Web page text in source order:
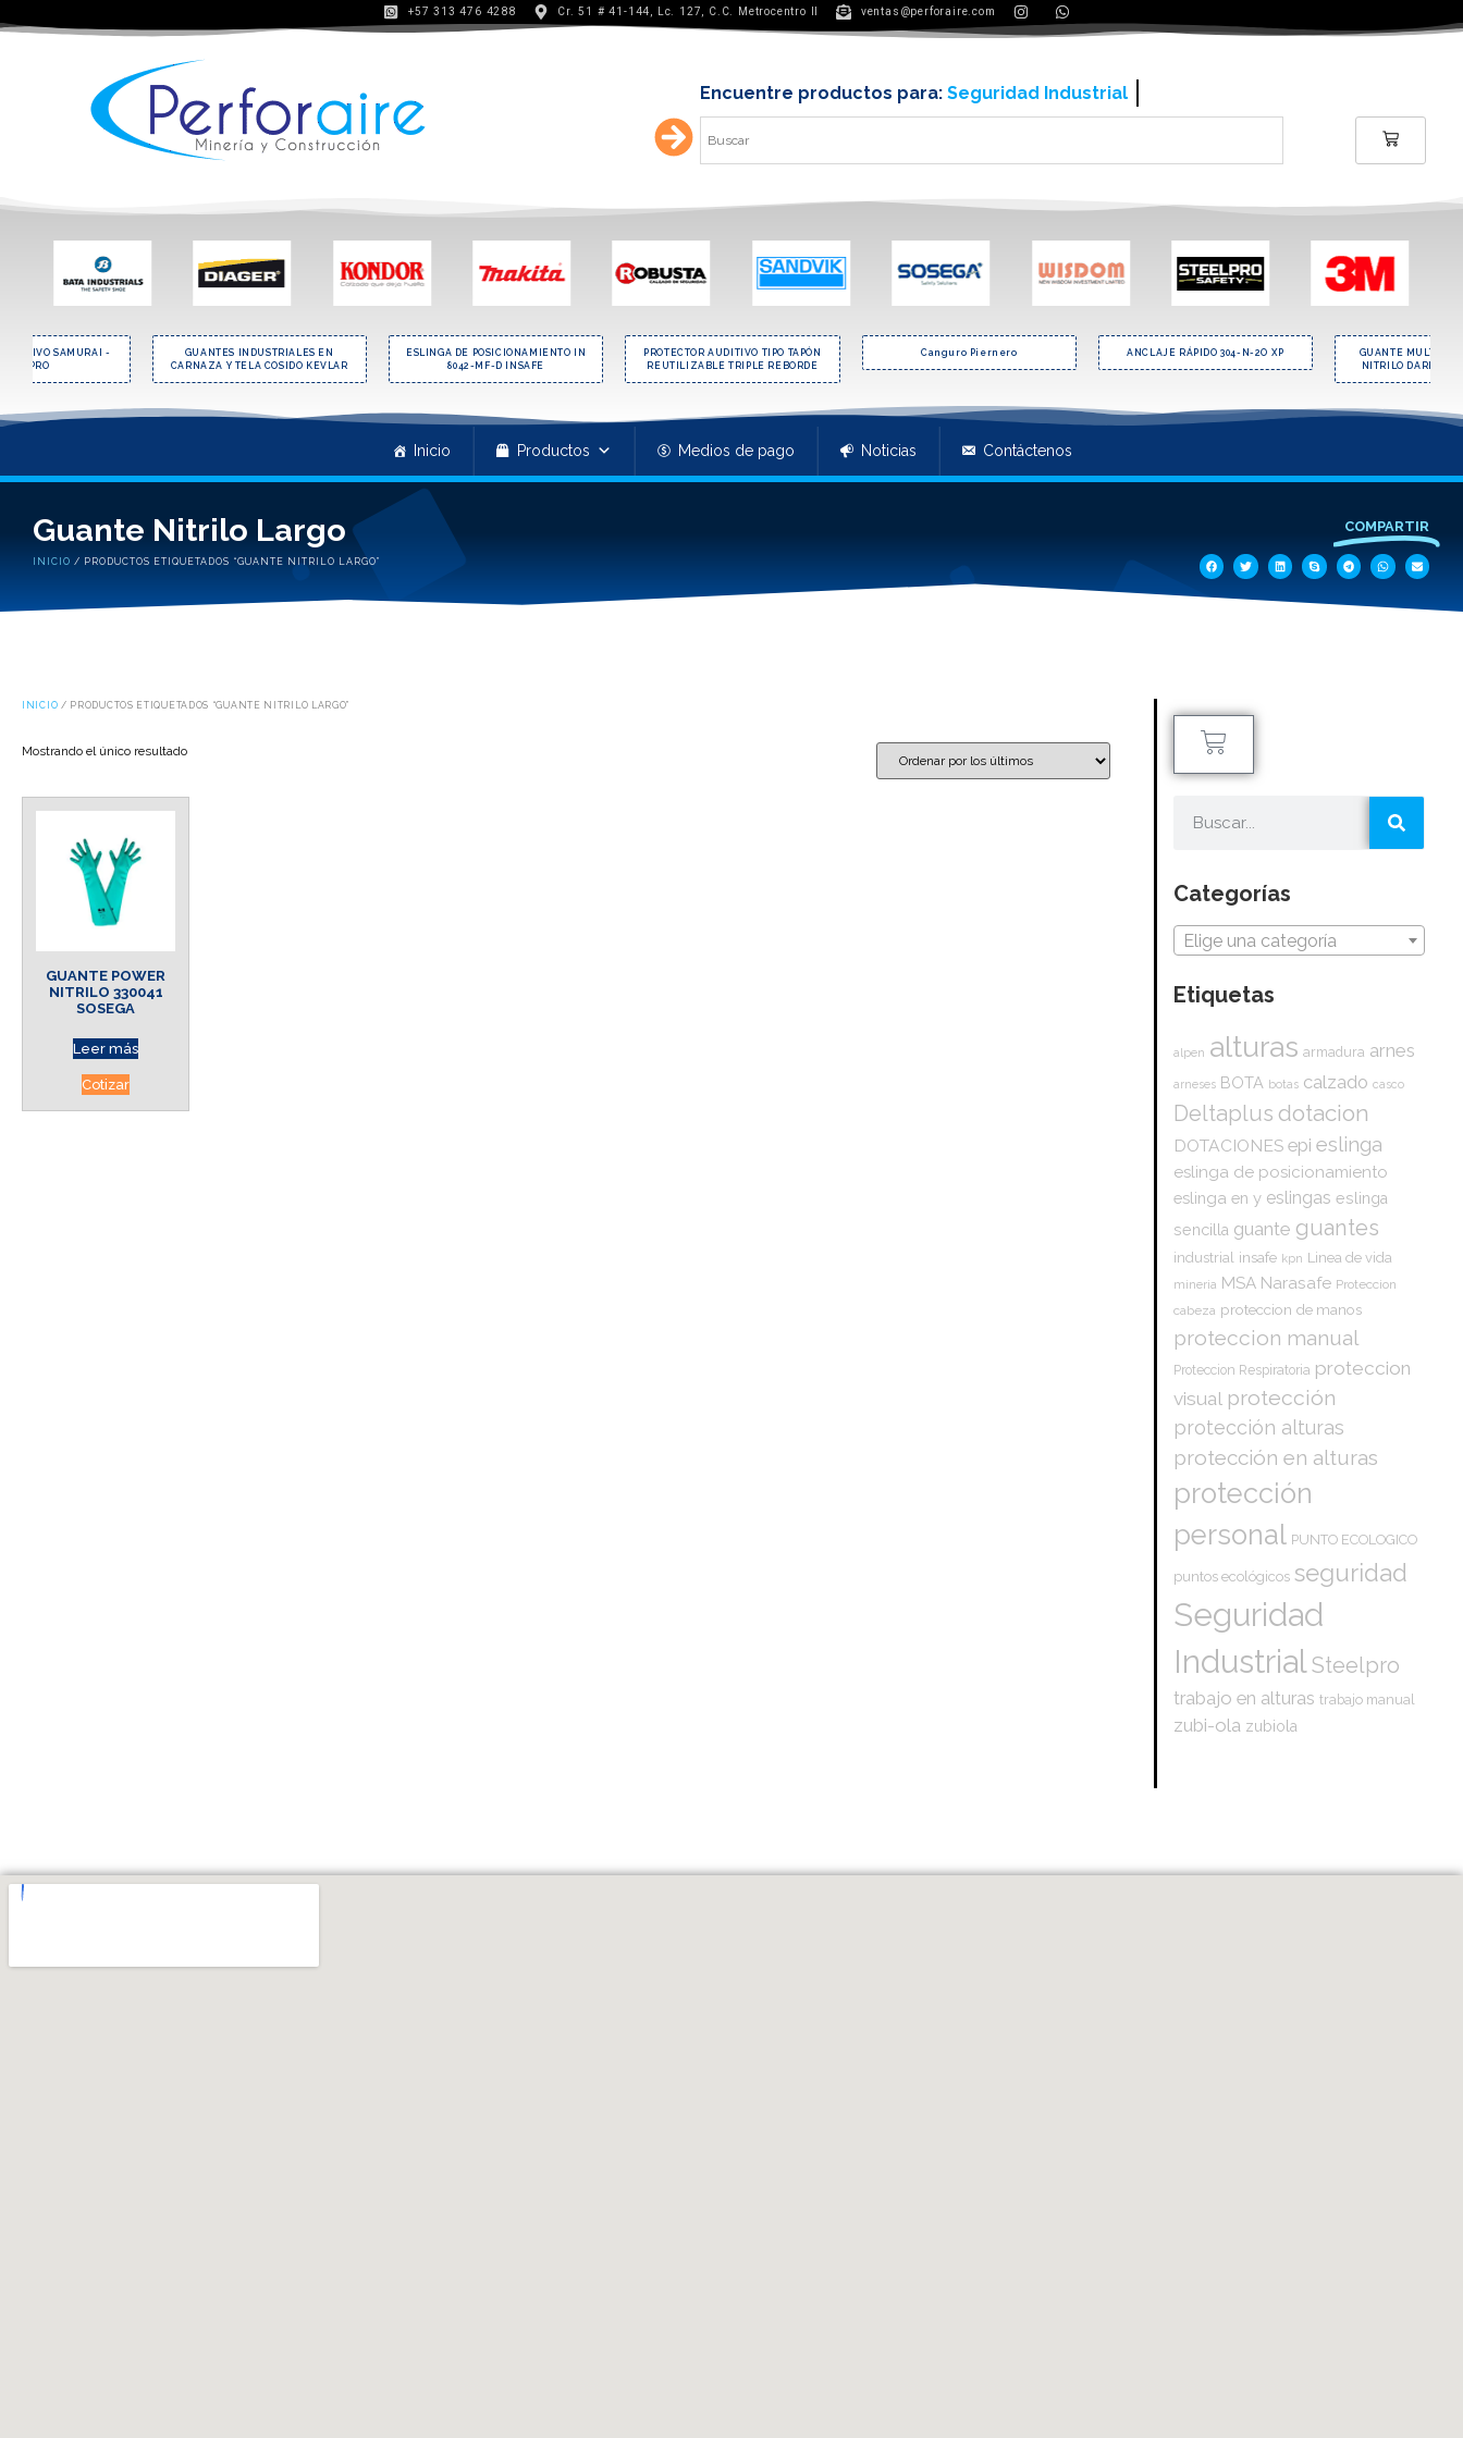
+57 313 476 4288 Cr. 51 # 41-144, Lc. 127, C.C. Metrocentro II ventas@perforaire.com
Encuentre productos para: Minería y contrucción
AUDITIVO SAMURAI -
GUANTES INDUSTRIALES EN
CARNAZA Y TELA COSIDO KEVLAR
ESLINGA DE POSICIONAMIENTO IN
8042-MF-D INSAFE
PROTECTOR AUDITIVO TIPO TAPÓN
REUTILIZABLE TRIPLE REBORDE
Canguro Piernero ANCLAJE RÁPIDO 304-N-2O XP
GUANTE
NITRILO DARK
Inicio Productos Medios de pago Noticias Contáctenos
Guante Nitrilo Largo
INICIO / PRODUCTOS ETIQUETADOS “GUANTE NITRILO LARGO”
COMPARTIR
INICIO / PRODUCTOS ETIQUETADOS “GUANTE NITRILO LARGO”
Mostrando el único resultado
GUANTE POWER
NITRILO 330041
SOSEGA
Leer más
Cotizar
Categorías
Elige una categoría
Etiquetas
alpen alturas armadura arnes
arneses BOTA botas calzado casco
Deltaplus dotacion
DOTACIONES epi eslinga
eslinga de posicionamiento
eslinga en y eslingas eslinga
sencilla guante guantes
industrial insafe kpn Linea de vida
mineria MSA Narasafe Proteccion
cabeza proteccion de manos
proteccion manual
Proteccion Respiratoria proteccion
visual protección
protección alturas
protección en alturas
protección
personal PUNTO ECOLOGICO
puntos ecológicos seguridad
Seguridad
IndustrialSteelpro
trabajo en alturas trabajo manual
zubi-ola zubiola